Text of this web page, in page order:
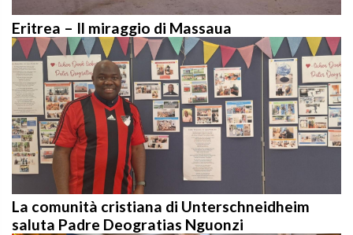
Eritrea – Il miraggio di Massaua
La comunità cristiana di Unterschneidheim
saluta Padre Deogratias Nguonzi